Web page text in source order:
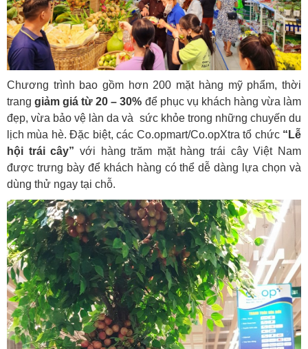
Chương trình bao gồm hơn 200 mặt hàng mỹ phẩm, thời
tranggiảm giá từ 20 – 30% để phục vụ khách hàng vừa làm
đẹp, vừa bảo vệ làn da và sức khỏe trong những chuyến du
lịch mùa hè. Đặc biệt, các Co.opmart/Co.opXtra tổ chức “Lễ
hội trái cây” với hàng trăm mặt hàng trái cây Việt Nam
được trưng bày để khách hàng có thể dễ dàng lựa chọn và
dùng thử ngay tại chỗ.